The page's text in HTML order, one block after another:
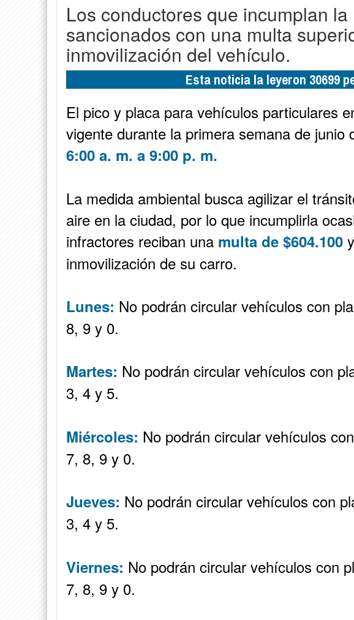
Los conductores que incumplan
sancionados con una multa
inmovilización del vehículo.
Esta noticia la leyeron 30699
El pico y placa para vehículos particulares
vigente durante la primera semana de junio
6:00 a. m. a 9:00 p. m.
La medida ambiental busca agilizar el
aire en la ciudad, por lo que incumplirla
infractores reciban una multa de $604.100
inmovilización de su carro.
Lunes: No podrán circular vehículos con
8, 9 y 0.
Martes: No podrán circular vehículos con
3, 4 y 5.
Miércoles: No podrán circular vehículos
7, 8, 9 y 0.
Jueves: No podrán circular vehículos con
3, 4 y 5.
Viernes: No podrán circular vehículos con
7, 8, 9 y 0.